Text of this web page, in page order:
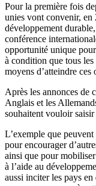
Pour la première fois
unies vont convenir,
développement
conférence
opportunité unique
à condition que tous
moyens d’atteindre ces
Après les annonces de
Anglais et les
souhaitent vouloir
L’exemple que
pour encourager
ainsi que pour
à l’aide au
aussi inciter les pays